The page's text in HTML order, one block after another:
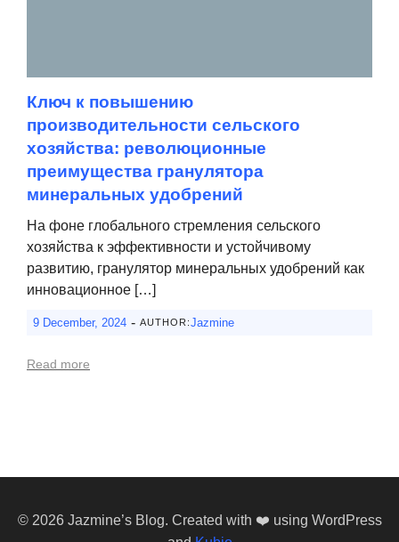
Ключ к повышению
производительности сельского
хозяйства: революционные
преимущества гранулятора
минеральных удобрений
На фоне глобального стремления сельского
хозяйства к эффективности и устойчивому
развитию, гранулятор минеральных удобрений как
инновационное […]
9 December, 2024 - AUTHOR:Jazmine
Read more
© 2026 Jazmine’s Blog. Created with ❤️ using WordPress